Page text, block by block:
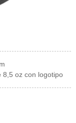
8,5 oz con logotipo